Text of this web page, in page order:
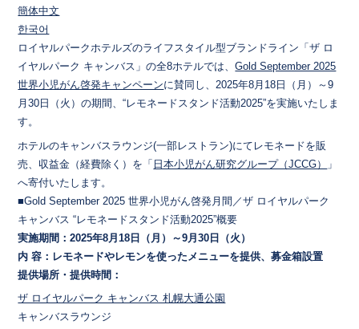
簡体中文
한국어
ロイヤルパークホテルズのライフスタイル型ブランドライン「ザ ロ
イヤルパーク キャンバス」の全8ホテルでは、​Gold September 2025
世界小児がん啓発キャンペーン​に賛同し、2025年8月18日（月）～9
月30日（火）の期間、“レモネードスタンド活動2025”を実施いたしま
す。
ホテルのキャンバスラウンジ(一部レストラン)にてレモネードを販
売、収益金（経費除く）を「 日本小児がん研究グループ（JCCG）
」
へ寄付いたします。
■Gold September 2025 世界小児がん啓発月間／ザ ロイヤルパーク
キャンバス “レモネードスタンド活動2025”概要
実施期間：2025年8月18日（月）～9月30日（火）
内 容：レモネードやレモンを使ったメニューを提供、募金箱設置
提供場所・提供時間：
ザ ロイヤルパーク キャンバス 札幌大通公園
キャンバスラウンジ